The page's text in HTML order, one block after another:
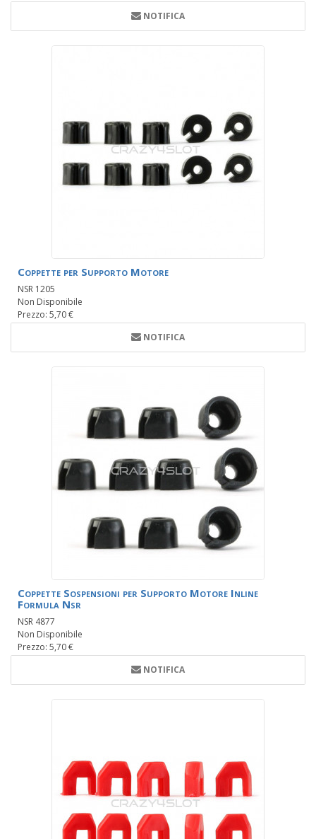
NOTIFICA
Coppette per Supporto Motore
NSR 1205
Non Disponibile
Prezzo: 5,70 €
NOTIFICA
Coppette Sospensioni per Supporto Motore Inline
Formula Nsr
NSR 4877
Non Disponibile
Prezzo: 5,70 €
NOTIFICA